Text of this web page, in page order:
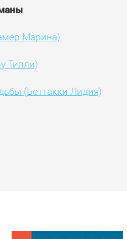
Марина)
Тилли)
(Беттакки Лидия)